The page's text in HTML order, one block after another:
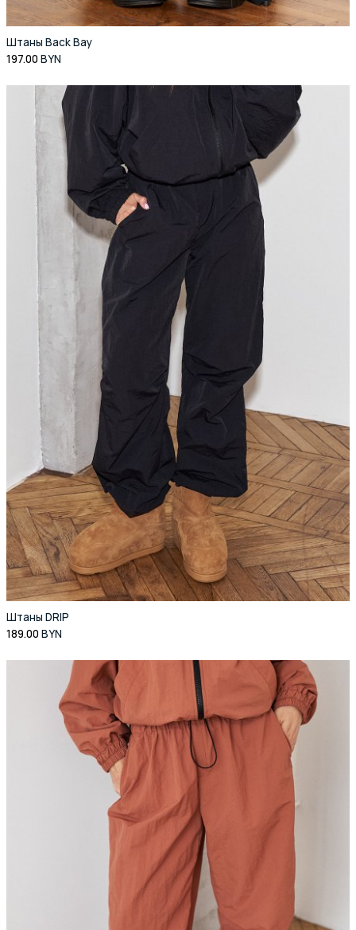
Штаны Back Bay
197.00 BYN
Штаны DRIP
189.00 BYN